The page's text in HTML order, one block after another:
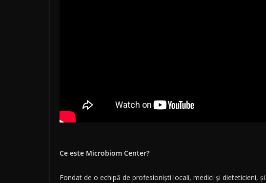
Ce este Microbiom Center?
Fondat de o echipă de profesioniști locali, medici și dieteticieni,